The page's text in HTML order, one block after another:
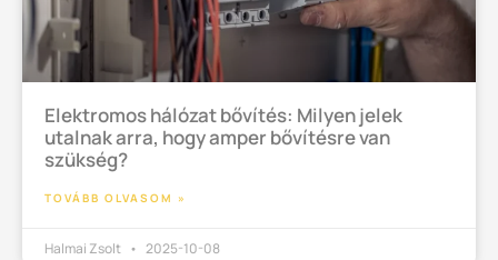
Elektromos hálózat bővítés: Milyen jelek
utalnak arra, hogy amper bővítésre van
szükség?
TOVÁBB OLVASOM »
Halmai Zsolt 2025-10-08